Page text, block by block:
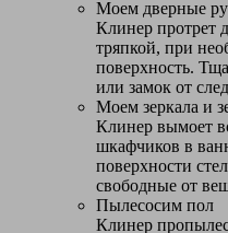
Моем дверные
Клинер протрет
тряпкой, при
поверхность.
или замок от
Моем зеркала и
Клинер вымоет
шкафчиков в
поверхности
свободные от
Пылесосим пол
Клинер